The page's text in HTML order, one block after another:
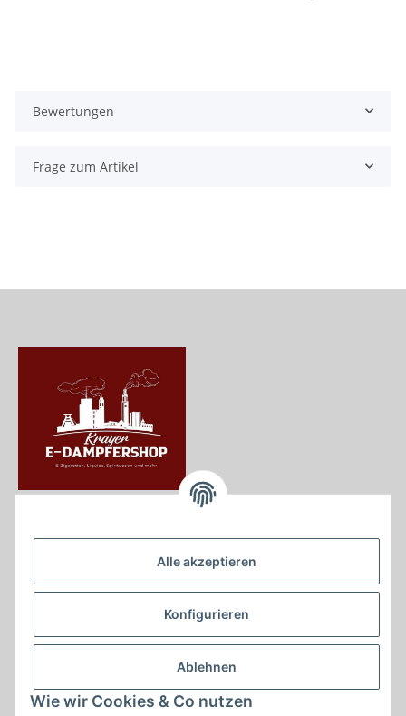
Alle akzeptieren
Konfigurieren
Ablehnen
Wie wir Cookies & Co nutzen
Bewertungen
Frage zum Artikel
Krayerstraße 249
Tel.:0201555402
info@krayer-edampfer-shop.de
Gesetzliche Informationen
Informationen